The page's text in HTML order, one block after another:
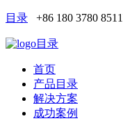
目录 +86 180 3780 8511
目录
首页
产品目录
解决方案
成功案例